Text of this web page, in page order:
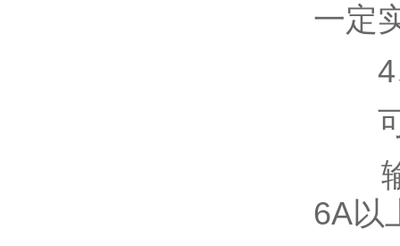
一定
4、
可
输
6A以